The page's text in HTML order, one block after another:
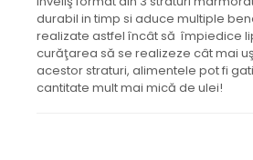
durabil in timp si aduce multiple
realizate astfel încât să împiedice
curăţarea să se realizeze cât mai
acestor straturi, alimentele pot fi
cantitate mult mai mică de ulei!